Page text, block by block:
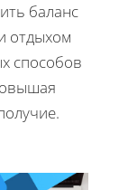
баланс
отдыхом
способов